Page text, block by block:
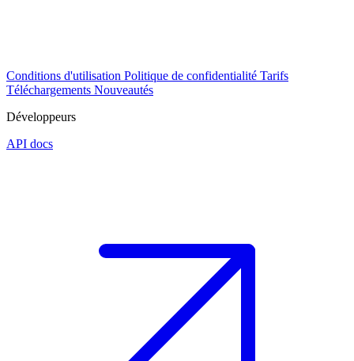
Conditions d'utilisation Politique de confidentialité Tarifs
Téléchargements Nouveautés
Développeurs
API docs